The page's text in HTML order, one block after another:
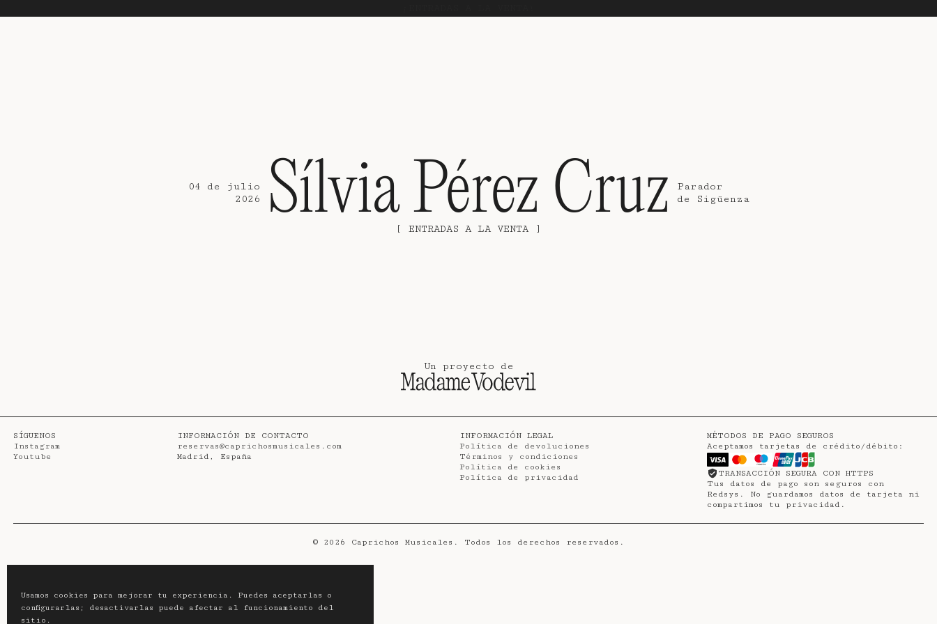
Usamos cookies para mejorar tu experiencia. Puedes aceptarlas o
configurarlas; desactivarlas puede afectar al funcionamiento del
sitio.
04 de julio
2026
Sílvia Pérez Cruz
Parador
de Sigüenza
[ ENTRADAS A LA VENTA ]
Un proyecto de
SÍGUENOS
Instagram
Youtube
INFORMACIÓN DE CONTACTO
reservas@caprichosmusicales.com
Madrid, España
INFORMACIÓN LEGAL
Política de devoluciones
Términos y condiciones
Política de cookies
Política de privacidad
MÉTODOS DE PAGO SEGUROS
Aceptamos tarjetas de crédito/débito:
TRANSACCIÓN SEGURA CON HTTPS
Tus datos de pago son seguros con
Redsys. No guardamos datos de tarjeta ni
compartimos tu privacidad.
© 2026 Caprichos Musicales. Todos los derechos reservados.